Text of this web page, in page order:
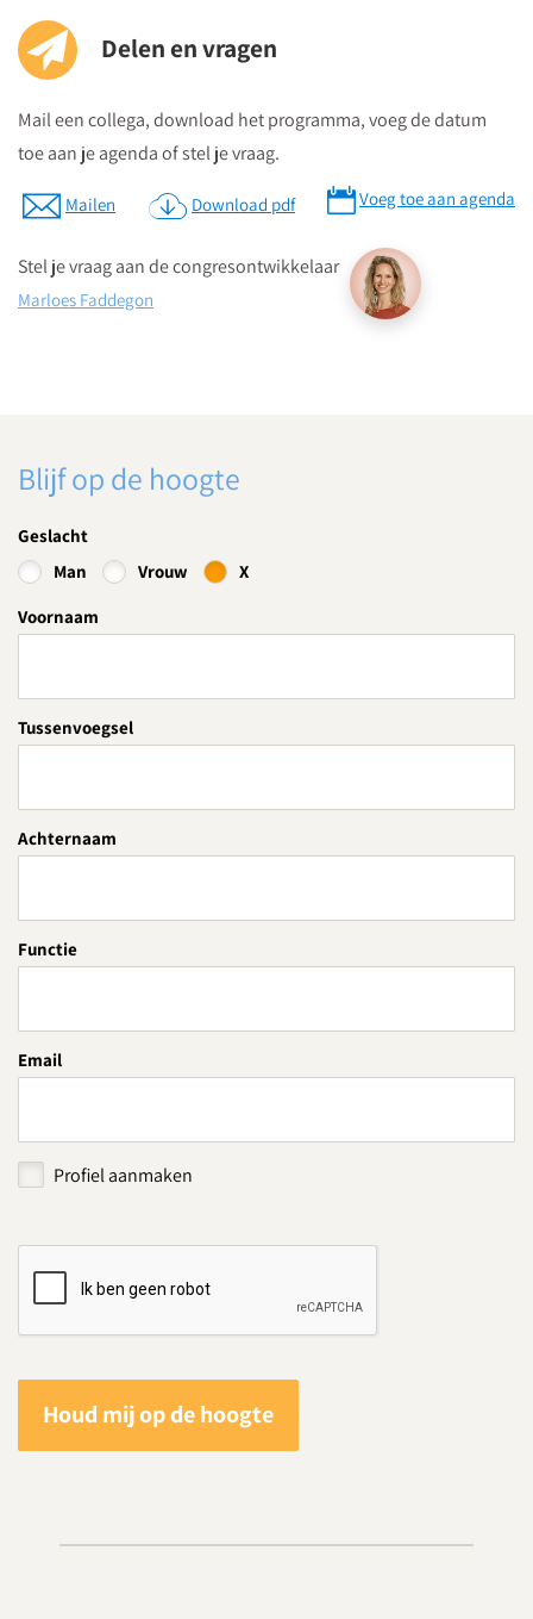
Parkeren
Postcode ten behoeve van je navigatiesysteem : 3511 BS
Parkeren kan in de Qpark parkeergarage La Vie, welke langs de
verschillende aanrijdroutes wordt bewegwijzerd.
Vie.
Parkeergarage “La Vie” bevindt zich aan de St. Jacobstraat
Delen en vragen
Mail een collega, download het programma, voeg de datum
toe aan je agenda of stel je vraag.
Mailen Download pdf Voeg toe aan agenda
Stel je vraag aan de congresontwikkelaar
Marloes Faddegon
Blijf op de hoogte
Geslacht
Man
Vrouw
X
Voornaam
Tussenvoegsel
Achternaam
Functie
Email
Profiel aanmaken
Houd mij op de hoogte